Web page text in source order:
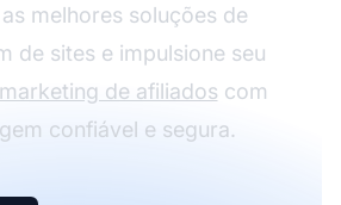
melhores soluções de
de sites e impulsione seu
marketing de afiliados com
confiável e segura.